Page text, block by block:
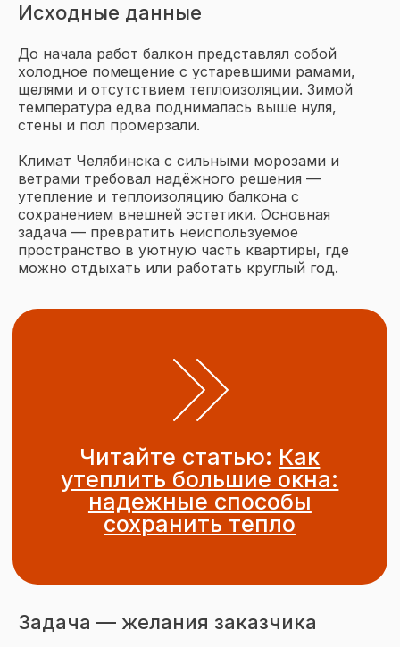
Исходные данные
До начала работ балкон представлял собой
холодное помещение с устаревшими рамами,
щелями и отсутствием теплоизоляции. Зимой
температура едва поднималась выше нуля,
стены и пол промерзали.
Климат Челябинска с сильными морозами и
ветрами требовал надёжного решения —
утепление и теплоизоляцию балкона с
сохранением внешней эстетики. Основная
задача — превратить неиспользуемое
пространство в уютную часть квартиры, где
можно отдыхать или работать круглый год.
Читайте статью:Как
утеплить большие окна:
надежные способы
сохранить тепло
Задача — желания заказчика
Подписывайтесь
на наш Telegram